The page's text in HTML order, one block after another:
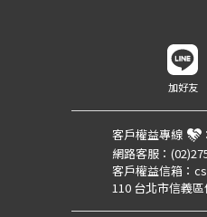
加好友
客戶權益專線 ：
網路客服：
客戶權益信箱：
110 台北市信義